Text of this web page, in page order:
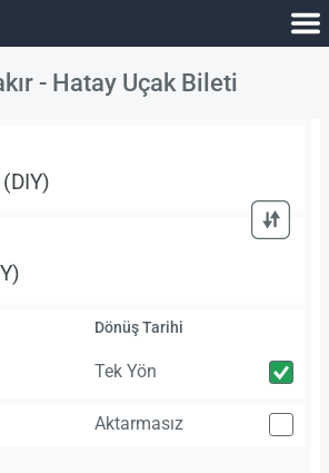
- Hatay Uçak Bileti
Dönüş Tarihi
Tek Yön
Aktarmasız